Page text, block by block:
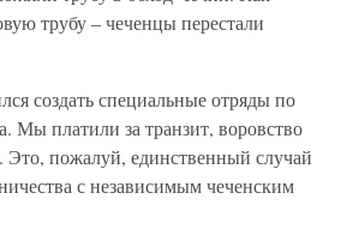
трубу – чеченцы перестали
создать специальные отряды по
Мы платили за транзит, воровство
Это, пожалуй, единственный случай
с независимым чеченским